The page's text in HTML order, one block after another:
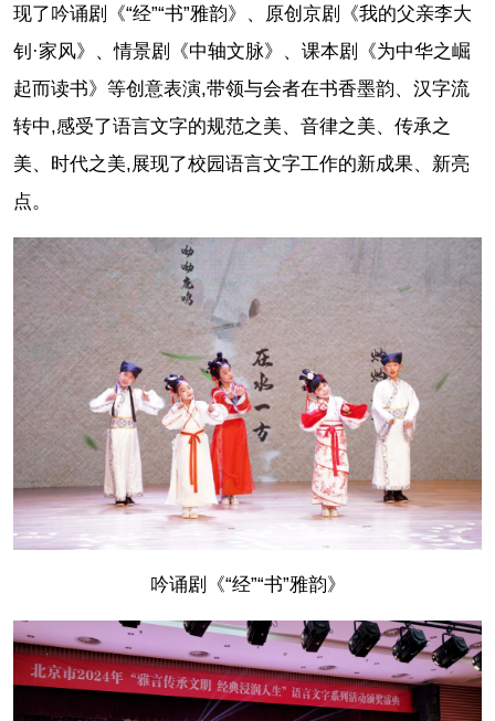
现了吟诵剧《“经”“书”雅韵》、原创京剧《我的父亲李大
钊·家风》、情景剧《中轴文脉》、课本剧《为中华之崛
起而读书》等创意表演,带领与会者在书香墨韵、汉字流
转中,感受了语言文字的规范之美、音律之美、传承之
美、时代之美,展现了校园语言文字工作的新成果、新亮
点。
吟诵剧《“经”“书”雅韵》